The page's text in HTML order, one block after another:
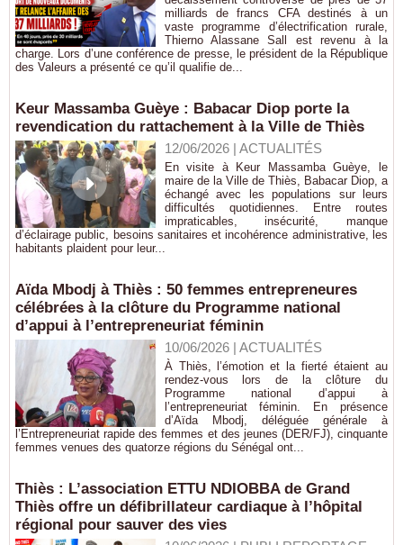
milliards de francs CFA destinés à un
vaste programme d’électrification rurale,
Thierno Alassane Sall est revenu à la
charge. Lors d’une conférence de presse, le président de la République
des Valeurs a présenté ce qu’il qualifie de...
Keur Massamba Guèye : Babacar Diop porte la
revendication du rattachement à la Ville de Thiès
12/06/2026| ACTUALITÉS
En visite à Keur Massamba Guèye, le
maire de la Ville de Thiès, Babacar Diop, a
échangé avec les populations sur leurs
difficultés quotidiennes. Entre routes
impraticables, insécurité, manque
d’éclairage public, besoins sanitaires et incohérence administrative, les
habitants plaident pour leur...
Aïda Mbodj à Thiès : 50 femmes entrepreneures
célébrées à la clôture du Programme national
d’appui à l’entrepreneuriat féminin
10/06/2026| ACTUALITÉS
À Thiès, l’émotion et la fierté étaient au
rendez-vous lors de la clôture du
Programme national d’appui à
l’entrepreneuriat féminin. En présence
d’Aïda Mbodj, déléguée générale à
l’Entrepreneuriat rapide des femmes et des jeunes (DER/FJ), cinquante
femmes venues des quatorze régions du Sénégal ont...
Thiès : L’association ETTU NDIOBBA de Grand
Thiès offre un défibrillateur cardiaque à l’hôpital
régional pour sauver des vies